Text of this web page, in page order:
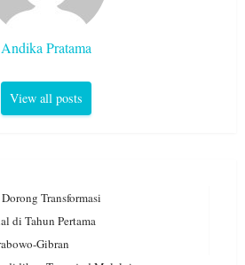
Andika Pratama
View all posts
Transformasi
di Tahun Pertama
Gibran